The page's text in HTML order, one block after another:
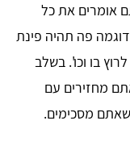
אומרים את כל
פה תהיה פינת
בו וכו'. בשלב
מחזירים עם
מסכימים.